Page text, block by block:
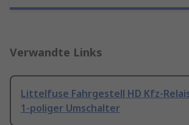
Verwandte Links
Littelfuse Fahrgestell HD Kfz-
1-poliger Umschalter